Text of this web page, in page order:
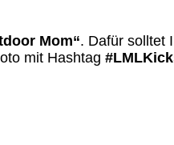
Mom“. Dafür solltet
mit Hashtag